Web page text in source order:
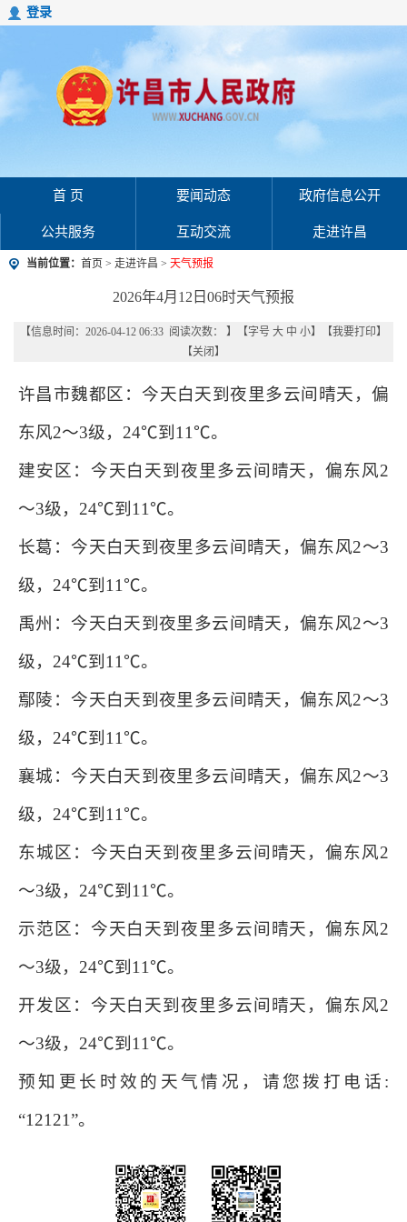
登录
首 页 要闻动态 政府信息公开
公共服务 互动交流 走进许昌
当前位置： 首页 > 走进许昌 > 天气预报
2026年4月12日06时天气预报
【信息时间：2026-04-12 06:33 阅读次数： 】【字号 大 中 小】【我要打印】
【关闭 】
许昌市魏都区：今天白天到夜里多云间晴天，偏
东风2～3级，24℃到11℃。
建安区：今天白天到夜里多云间晴天，偏东风2
～3级，24℃到11℃。
长葛：今天白天到夜里多云间晴天，偏东风2～3
级，24℃到11℃。
禹州：今天白天到夜里多云间晴天，偏东风2～3
级，24℃到11℃。
鄢陵：今天白天到夜里多云间晴天，偏东风2～3
级，24℃到11℃。
襄城：今天白天到夜里多云间晴天，偏东风2～3
级，24℃到11℃。
东城区：今天白天到夜里多云间晴天，偏东风2
～3级，24℃到11℃。
示范区：今天白天到夜里多云间晴天，偏东风2
～3级，24℃到11℃。
开发区：今天白天到夜里多云间晴天，偏东风2
～3级，24℃到11℃。
预知更长时效的天气情况，请您拨打电话:
“12121”。